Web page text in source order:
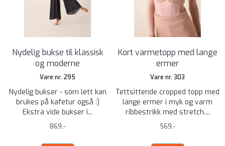
Nydelig bukse til klassisk
og moderne
Vare nr. 295
Nydelig bukser - som lett kan
brukes på kafetur også :)
Ekstra vide bukser i...
869,-
Kort varmetopp med lange
ermer
Vare nr. 303
Tettsittende cropped topp med
lange ermer i myk og varm
ribbestrikk med stretch....
569,-